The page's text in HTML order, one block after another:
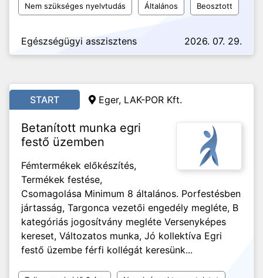
Nem szükséges nyelvtudás Általános Beosztott
Egészségügyi asszisztens 2026. 07. 29.
START Eger, LAK-POR Kft.
Betanított munka egri
festő üzemben
Fémtermékek előkészítés,
Termékek festése,
Csomagolása Minimum 8 általános. Porfestésben
jártasság, Targonca vezetői engedély megléte, B
kategóriás jogosítvány megléte Versenyképes
kereset, Változatos munka, Jó kollektíva Egri
festő üzembe férfi kollégát keresünk...